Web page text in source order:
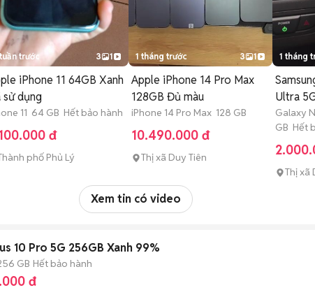
trước 3 1
iPhone 11 64GB Xanh
dụng
11 64 GB Hết bảo hành
đ
phố Phủ Lý
1 tháng trước 3 1
Apple iPhone 14 Pro Max
128GB Đủ màu
iPhone 14 Pro Max 128 GB
10.490.000 đ
Thị xã Duy Tiên
1 tháng
Ultra
Galaxy
GB Hết
Thị xã
Xem tin có video
10 Pro 5G 256GB Xanh 99%
GB Hết bảo hành
đ